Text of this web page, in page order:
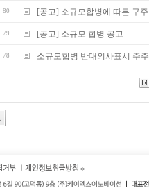
80 [공고] 소규모합병에 따른 구
79 [공고] 소규모 합병 공고
78 소규모합병 반대의사표시 주
*